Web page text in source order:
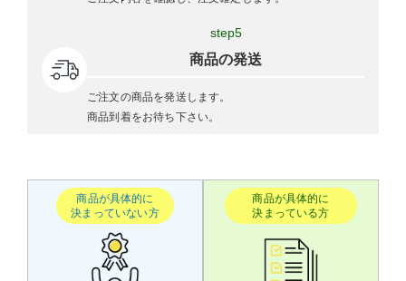
step5
商品の発送
ご注文の商品を発送します。
商品到着をお待ち下さい。
商品が具体的に
決まっていない方
商品が具体的に
決まっている方